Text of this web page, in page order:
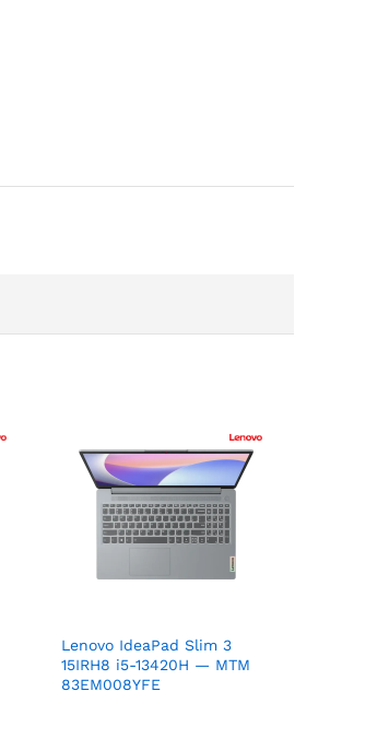
Lenovo IdeaPad Slim 3
15IRH8 i5-13420H — MTM
83EM008YFE